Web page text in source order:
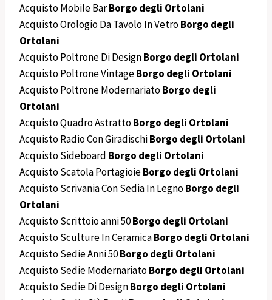
Acquisto Mobile BarBorgo degli Ortolani
Acquisto Orologio Da Tavolo In VetroBorgo degli
Ortolani
Acquisto Poltrone Di DesignBorgo degli Ortolani
Acquisto Poltrone VintageBorgo degli Ortolani
Acquisto Poltrone ModernariatoBorgo degli
Ortolani
Acquisto Quadro AstrattoBorgo degli Ortolani
Acquisto Radio Con GiradischiBorgo degli Ortolani
Acquisto Sideboard Borgo degli Ortolani
Acquisto Scatola PortagioieBorgo degli Ortolani
Acquisto Scrivania Con Sedia In LegnoBorgo degli
Ortolani
Acquisto Scrittoio anni 50Borgo degli Ortolani
Acquisto Sculture In CeramicaBorgo degli Ortolani
Acquisto Sedie Anni 50Borgo degli Ortolani
Acquisto Sedie ModernariatoBorgo degli Ortolani
Acquisto Sedie Di DesignBorgo degli Ortolani